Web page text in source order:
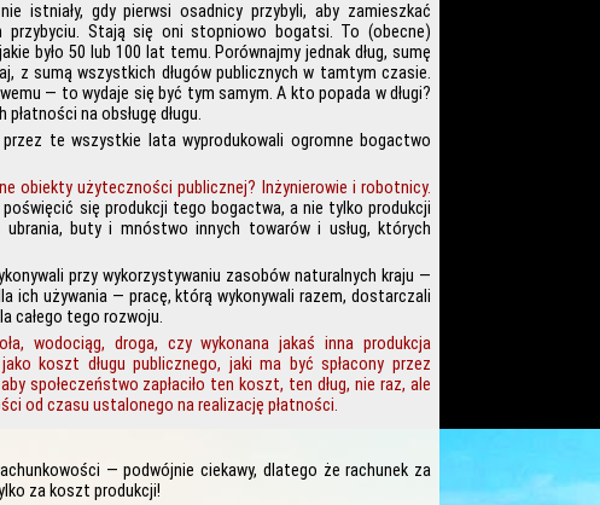
istniały, gdy pierwsi osadnicy przybyli, aby zamieszkać
Stają się oni stopniowo bogatsi. To (obecne)
było 50 lub 100 lat temu. Porównajmy jednak dług, sumę
z sumą wszystkich długów publicznych w tamtym czasie.
— to wydaje się być tym samym. A kto popada w długi?
na obsługę długu.
te wszystkie lata wyprodukowali ogromne bogactwo
obiekty użyteczności publicznej? Inżynierowie i robotnicy.
się produkcji tego bogactwa, a nie tylko produkcji
buty i mnóstwo innych towarów i usług, których
przy wykorzystywaniu zasobów naturalnych kraju —
ich używania — pracę, którą wykonywali razem, dostarczali
całego tego rozwoju.
wodociąg, droga, czy wykonana jakaś inna produkcja
koszt długu publicznego, jaki ma być spłacony przez
społeczeństwo zapłaciło ten koszt, ten dług, nie raz, ale
od czasu ustalonego na realizację płatności.
— podwójnie ciekawy, dlatego że rachunek za
za koszt produkcji!